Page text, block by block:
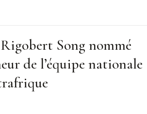
Song nommé
de l’équipe nationale